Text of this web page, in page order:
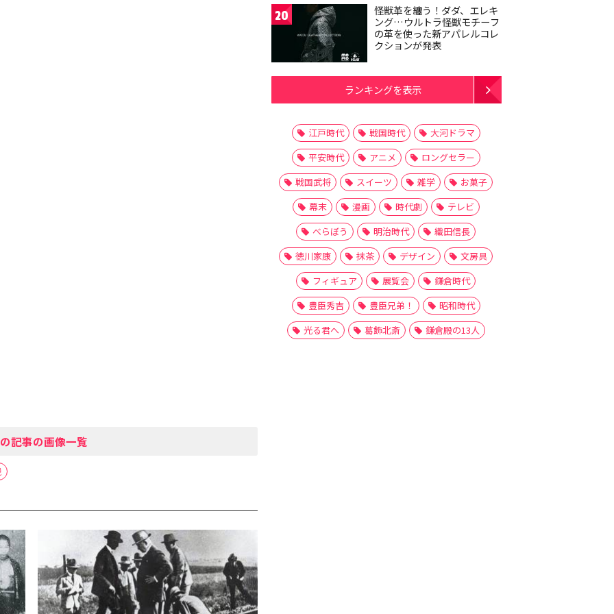
記事の画像一覧
20
怪獣革を纏う！ダダ、エレキ
ング…ウルトラ怪獣モチーフ
の革を使った新アパレルコレ
クションが発表
ランキングを表示
江戸時代 戦国時代
大河ドラマ
平安時代
アニメ
ロングセラー
戦国武将
スイーツ 雑学
お菓子
幕末
漫画 時代劇
テレビ
べらぼう
明治時代
織田信長
徳川家康
抹茶 デザイン
文房具
フィギュア
展覧会
鎌倉時代
豊臣秀吉
豊臣兄弟！
昭和時代
光る君へ
葛飾北斎 鎌倉殿の13人